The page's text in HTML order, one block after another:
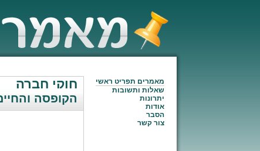
חוקי חברה
הקופסה
מאמרים תפריט ראשי
שאלות ותשובות
יתרונות
אודות
הסבר
צור קשר